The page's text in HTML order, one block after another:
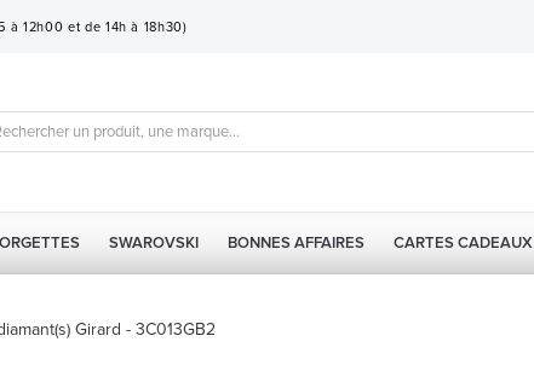
à 12h00 et de 14h à 18h30)
SWAROVSKI BONNES AFFAIRES CARTES CADEAUX
Girard - 3C013GB2